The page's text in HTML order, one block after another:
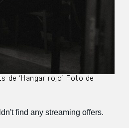
‘Hangar rojo’. Foto de